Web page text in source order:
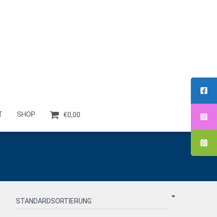
SHOP €0,00